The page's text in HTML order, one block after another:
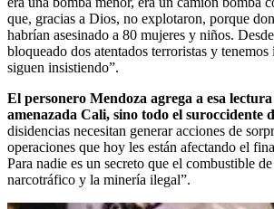
que, gracias a Dios, no explotaron, porque
habrían asesinado a 80 mujeres y niños.
bloqueado dos atentados terroristas y
siguen insistiendo”.
El personero Mendoza agrega a esa lectura
amenazada Cali, sino todo el suroccidente
disidencias necesitan generar acciones de
operaciones que hoy les están afectando el
Para nadie es un secreto que el combustible
narcotráfico y la minería ilegal”.